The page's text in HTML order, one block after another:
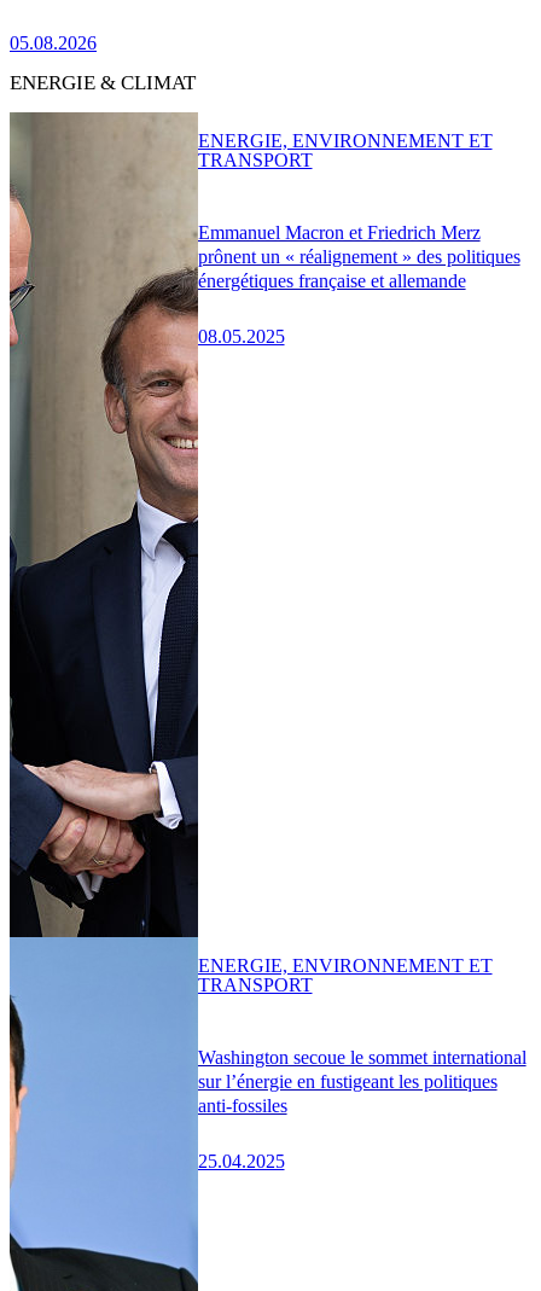
05.08.2026
ENERGIE & CLIMAT
Emmanuel Macron et Friedrich Merz
prônent un « réalignement » des politiques
énergétiques française et allemande
08.05.2025
ENERGIE, ENVIRONNEMENT ET
TRANSPORT
Washington secoue le sommet international
sur l’énergie en fustigeant les politiques
anti-fossiles
25.04.2025
ENERGIE, ENVIRONNEMENT ET
TRANSPORT